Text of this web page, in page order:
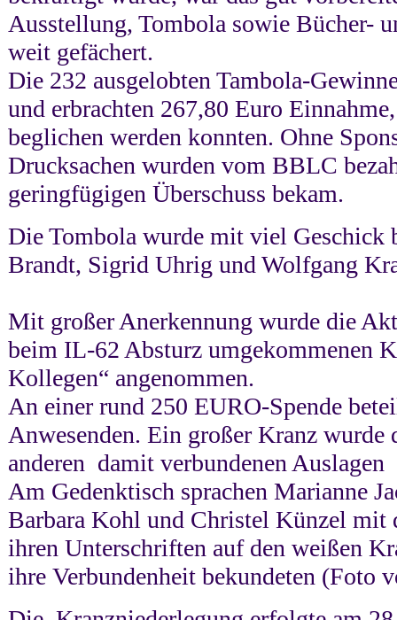
Ausstellung, Tombola sowie Bücher-
weit gefächert.
Die 232 ausgelobten Tambola-
und erbrachten 267,80 Euro
beglichen werden konnten. Ohne
Drucksachen wurden vom BBLC
geringfügigen Überschuss bekam.
Die Tombola wurde mit viel Geschick
Brandt, Sigrid Uhrig und Wolfgang
Mit großer Anerkennung wurde die
beim IL-62 Absturz umgekommenen
Kollegen“ angenommen.
An einer rund 250 EURO-Spende
Anwesenden. Ein großer Kranz wurde
anderen damit verbundenen
Am Gedenktisch sprachen Marianne
Barbara Kohl und Christel Künzel mit
ihren Unterschriften auf den weißen
ihre Verbundenheit bekundeten (Foto